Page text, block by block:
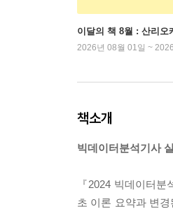
이달의 책 8월 : 산리오
2026년 08월 01일 ~
책소개
빅데이터분석기사
『2024 빅데이터
초 이론 요약과 변